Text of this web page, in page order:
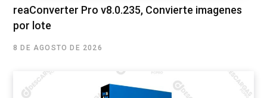
reaConverter Pro v8.0.235, Convierte imagenes
por lote
8 DE AGOSTO DE 2026